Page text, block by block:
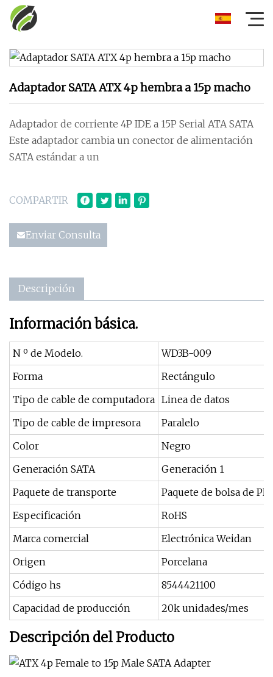
Adaptador SATA ATX 4p hembra a 15p macho
Adaptador de corriente 4P IDE a 15P Serial ATA SATA
Este adaptador cambia un conector de alimentación
SATA estándar a un
COMPARTIR
Enviar Consulta
Descripción
Información básica.
N º de Modelo.
WD3B-009
Forma
Rectángulo
Tipo de cable de computadora Linea de datos
Tipo de cable de impresora
Paralelo
Color
Negro
Generación SATA
Generación 1
Paquete de transporte
Paquete de bolsa de PP
Especificación
RoHS
Marca comercial
Electrónica Weidan
Origen
Porcelana
Código hs
8544421100
Capacidad de producción
20k unidades/mes
Descripción del Producto